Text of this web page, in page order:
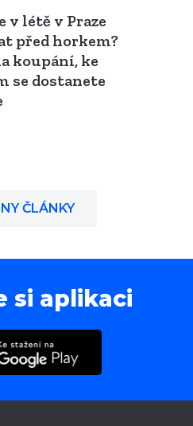
v létě v Praze
před horkem?
koupání, ke
se dostanete
ČLÁNKY
si aplikaci